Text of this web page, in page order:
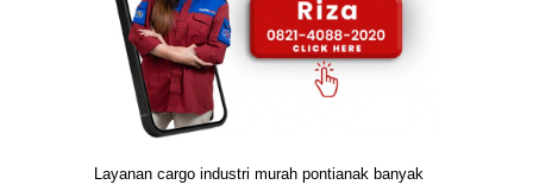
Layanan cargo industri murah pontianak banyak